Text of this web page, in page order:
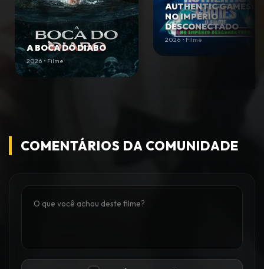
A BOCA DO DIABO
2026 • Filme
AUTHENTIC GAMES:
NO IMPÉRIO
DESCONECTADO
2026 • Filme
COMENTÁRIOS DA COMUNIDADE